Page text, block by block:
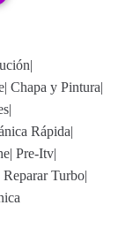
|
| Chapa y Pintura|
|
Rápida|
| Pre-Itv|
Reparar Turbo|